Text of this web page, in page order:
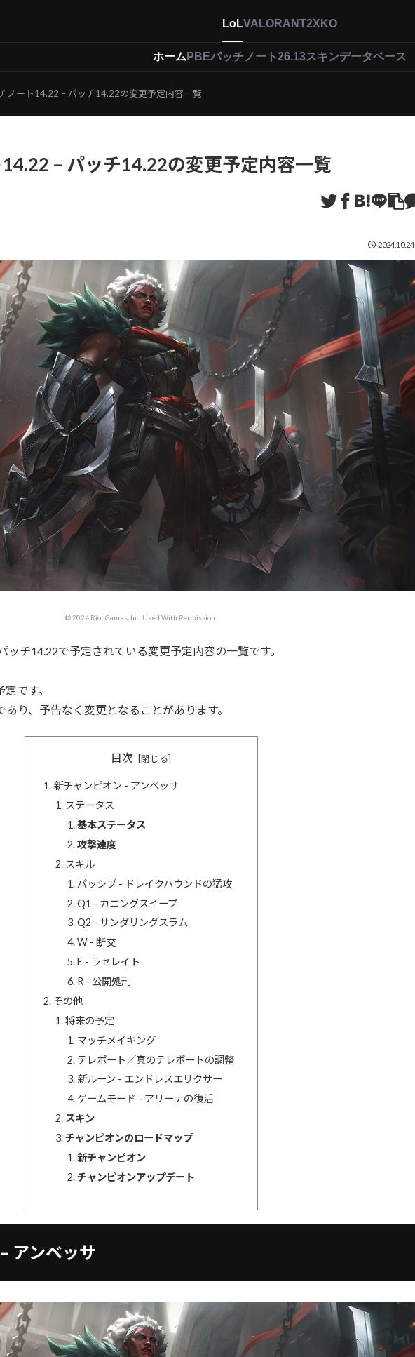
LoLVALORANT2XKO
ホーム PBEパッチノート26.13スキンデータベース
ノート14.22 – パッチ14.22の変更予定内容一覧
– パッチ14.22の変更予定内容一覧
2024.10.24
© 2024 Riot Games, Inc. Used With Permission.
ッチ14.22で予定されている変更予定内容の一覧です。
です。
り、予告なく変更となることがあります。
目次
新チャンピオン - アンベッサ
ステータス
基本ステータス
攻撃速度
スキル
パッシブ - ドレイクハウンドの猛攻
Q1 - カニングスイープ
Q2 - サンダリングスラム
W - 断交
E - ラセレイト
R - 公開処刑
その他
将来の予定
マッチメイキング
テレポート／真のテレポートの調整
新ルーン - エンドレスエリクサー
ゲームモード - アリーナの復活
スキン
チャンピオンのロードマップ
新チャンピオン
チャンピオンアップデート
アンベッサ